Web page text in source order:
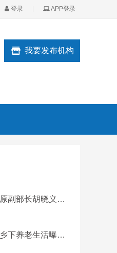
登录 APP登录
我要发布机构
人社部原副部长胡晓义：关于个人养老金的几点看法
文在寅乡下养老生活曝光：看书浇树闲适自在 门外抗议不断